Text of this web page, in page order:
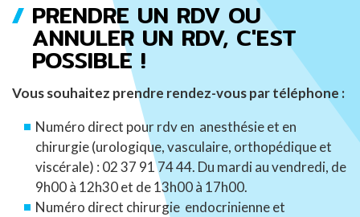
FIL
D'ARIANE
PRENDRE UN RDV OU
ANNULER UN RDV, C'EST
POSSIBLE !
Vous souhaitez prendre rendez-vous par téléphone :
Numéro direct pour rdv en anesthésie et en
chirurgie (urologique, vasculaire, orthopédique et
viscérale) : 02 37 91 74 44. Du mardi au vendredi, de
9h00 à 12h30 et de 13h00 à 17h00.
Numéro direct chirurgie endocrinienne et